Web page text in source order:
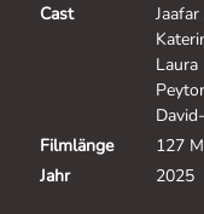
Cast
Laura
Filmlänge
127
Jahr
2025